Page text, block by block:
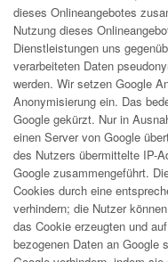
dieses Onlineangebotes
Nutzung dieses
Dienstleistungen uns
verarbeiteten Daten
werden. Wir setzen Google
Anonymisierung ein. Das
Google gekürzt. Nur in
einen Server von Google
des Nutzers übermittelte IP-
Google zusammengeführt.
Cookies durch eine
verhindern; die Nutzer
das Cookie erzeugten und
bezogenen Daten an Google